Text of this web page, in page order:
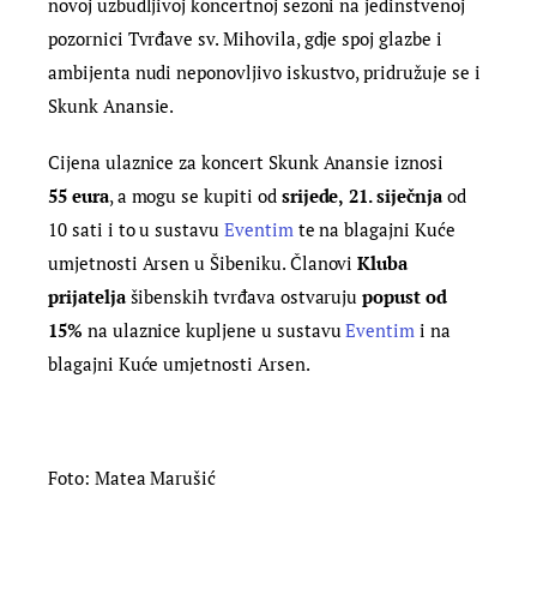
pozornici Tvrđave sv. Mihovila, gdje spoj glazbe i
ambijenta nudi neponovljivo iskustvo, pridružuje se i
Skunk Anansie.
Cijena ulaznice za koncert Skunk Anansie iznosi
55 eura, a mogu se kupiti od srijede, 21. siječnjaod
10 sati i to u sustavu Eventimte na blagajni Kuće
umjetnosti Arsen u Šibeniku. ČlanoviKluba
prijateljašibenskih tvrđava ostvarujupopust od
15% na ulaznice kupljene u sustavuEventim i na
blagajni Kuće umjetnosti Arsen.
Foto: Matea Marušić